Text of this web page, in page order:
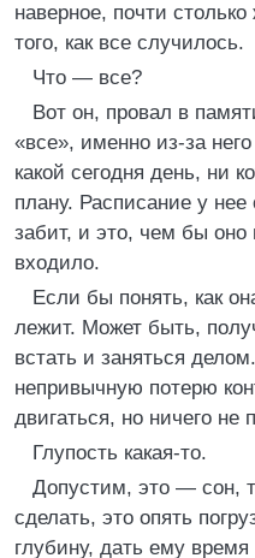
наверное, почти
того, как все случилось.
Что — все?
Вот он, провал в
«все», именно из-за
какой сегодня день, ни
плану. Расписание у
забит, и это, чем бы
входило.
Если бы понять, как
лежит. Может быть,
встать и заняться
непривычную потерю
двигаться, но ничего не
Глупость какая-то.
Допустим, это — сон,
сделать, это опять
глубину, дать ему